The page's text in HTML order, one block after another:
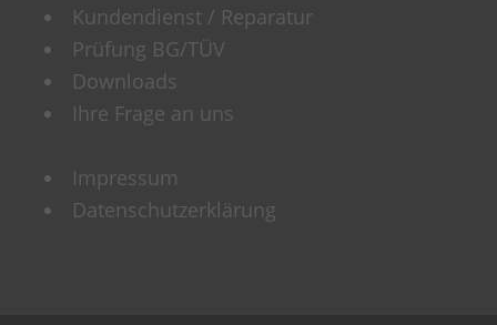
Kundendienst / Reparatur
Prüfung BG/TÜV
Downloads
Ihre Frage an uns
Impressum
Datenschutzerklärung